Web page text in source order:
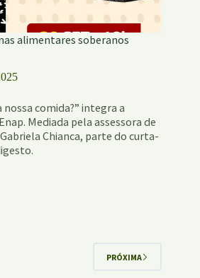
alimentares soberanos
comida?” integra a
Mediada pela assessora de
Chianca, parte do curta-
PRÓXIMA